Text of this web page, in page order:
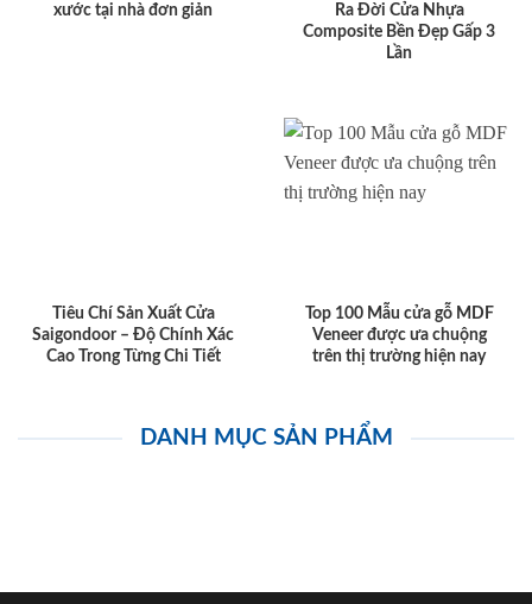
xước tại nhà đơn giản
Ra Đời Cửa Nhựa
Composite Bền Đẹp Gấp 3
Lần
Tiêu Chí Sản Xuất Cửa
Saigondoor – Độ Chính Xác
Cao Trong Từng Chi Tiết
Top 100 Mẫu cửa gỗ MDF
Veneer được ưa chuộng
trên thị trường hiện nay
DANH MỤC SẢN PHẨM